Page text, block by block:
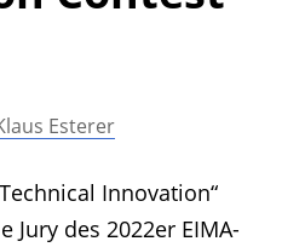
Archiv
Esterer
Innovation“
Jury des 2022er EIMA-